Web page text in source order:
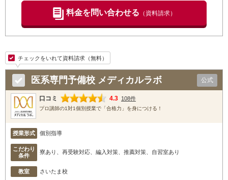
料金を問い合わせる （資料請求）
チェックをいれて資料請求（無料）
医系専門予備校 メディカルラボ 公式
口コミ 4.3 108件
プロ講師の1対1個別授業で「合格力」を身につける！
授業形式 個別指導
こだわり
条件
寮あり、再受験対応、編入対策、推薦対策、自習室あり
教室 さいたま校